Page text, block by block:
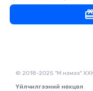
© 2018-2025 "М нэмэх" ХХК.
Үйлчилгээний нөхцөл